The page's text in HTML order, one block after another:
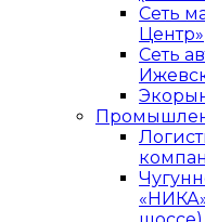
Сеть
Центр»
Сеть